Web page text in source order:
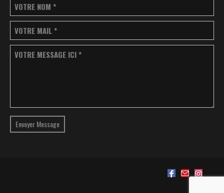
VOTRE NOM *
VOTRE MAIL *
VOTRE MESSAGE ICI *
Envoyer Message